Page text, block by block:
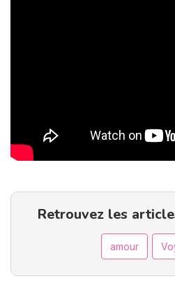
Retrouvez les
amour